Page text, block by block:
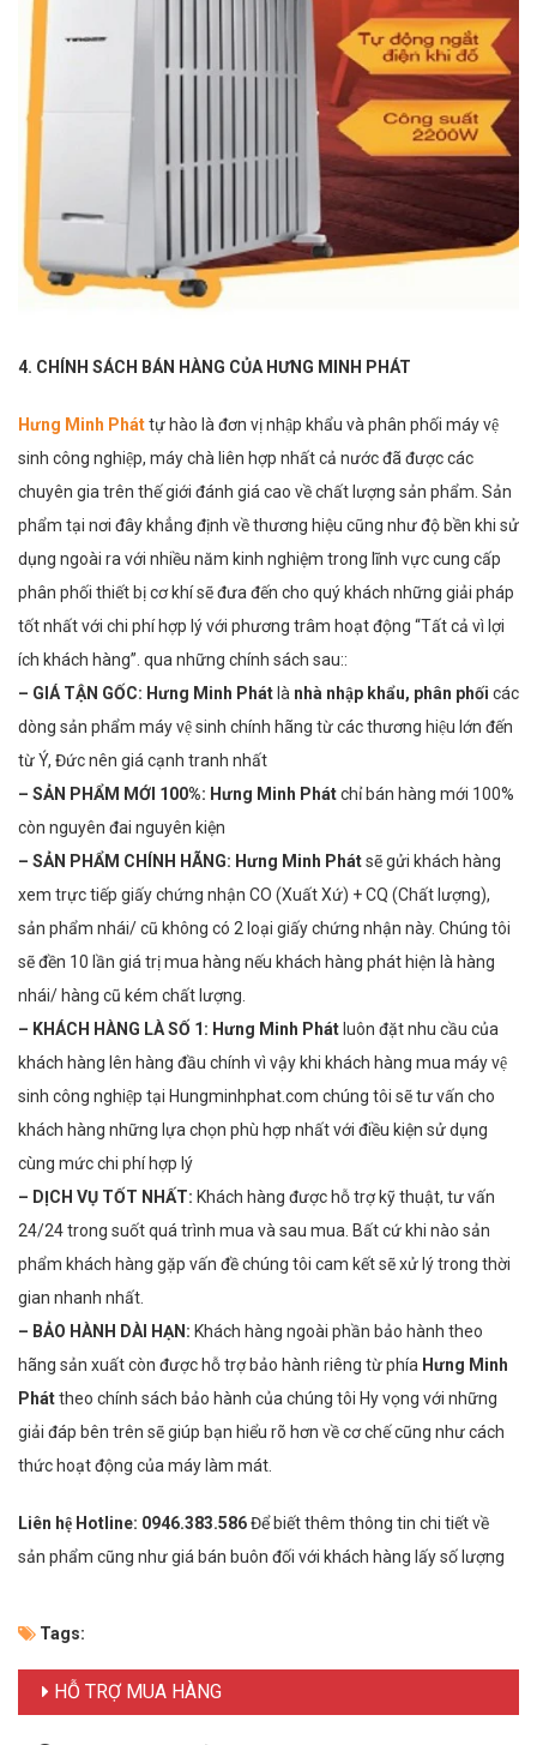
4. CHÍNH SÁCH BÁN HÀNG CỦA HƯNG MINH PHÁT
Hưng Minh Pháttự hào là đơn vị nhập khẩu và phân phối máy vệ
sinh công nghiệp, máy chà liên hợp nhất cả nước đã được các
chuyên gia trên thế giới đánh giá cao về chất lượng sản phẩm. Sản
phẩm tại nơi đây khẳng định về thương hiệu cũng như độ bền khi sử
dụng ngoài ra với nhiều năm kinh nghiệm trong lĩnh vực cung cấp
phân phối thiết bị cơ khí sẽ đưa đến cho quý khách những giải pháp
tốt nhất với chi phí hợp lý với phương trâm hoạt động “Tất cả vì lợi
ích khách hàng”. qua những chính sách sau::
– GIÁ TẬN GỐC: Hưng Minh Phát là nhà nhập khẩu, phân phối các
dòng sản phẩm máy vệ sinh chính hãng từ các thương hiệu lớn đến
từ Ý, Đức nên giá cạnh tranh nhất
– SẢN PHẨM MỚI 100%: Hưng Minh Phátchỉ bán hàng mới 100%
còn nguyên đai nguyên kiện
– SẢN PHẨM CHÍNH HÃNG: Hưng Minh Phátsẽ gửi khách hàng
xem trực tiếp giấy chứng nhận CO (Xuất Xứ) + CQ (Chất lượng),
sản phẩm nhái/ cũ không có 2 loại giấy chứng nhận này. Chúng tôi
sẽ đền 10 lần giá trị mua hàng nếu khách hàng phát hiện là hàng
nhái/ hàng cũ kém chất lượng.
– KHÁCH HÀNG LÀ SỐ 1: Hưng Minh Phát luôn đặt nhu cầu của
khách hàng lên hàng đầu chính vì vậy khi khách hàng mua máy vệ
sinh công nghiệp tại Hungminhphat.com chúng tôi sẽ tư vấn cho
khách hàng những lựa chọn phù hợp nhất với điều kiện sử dụng
cùng mức chi phí hợp lý
– DỊCH VỤ TỐT NHẤT: Khách hàng được hỗ trợ kỹ thuật, tư vấn
24/24 trong suốt quá trình mua và sau mua. Bất cứ khi nào sản
phẩm khách hàng gặp vấn đề chúng tôi cam kết sẽ xử lý trong thời
gian nhanh nhất.
– BẢO HÀNH DÀI HẠN: Khách hàng ngoài phần bảo hành theo
hãng sản xuất còn được hỗ trợ bảo hành riêng từ phía Hưng Minh
Pháttheo chính sách bảo hành của chúng tôi Hy vọng với những
giải đáp bên trên sẽ giúp bạn hiểu rõ hơn về cơ chế cũng như cách
thức hoạt động của máy làm mát.
Liên hệ Hotline: 0946.383.586Để biết thêm thông tin chi tiết về
sản phẩm cũng như giá bán buôn đối với khách hàng lấy số lượng
Tags:
HỖ TRỢ MUA HÀNG